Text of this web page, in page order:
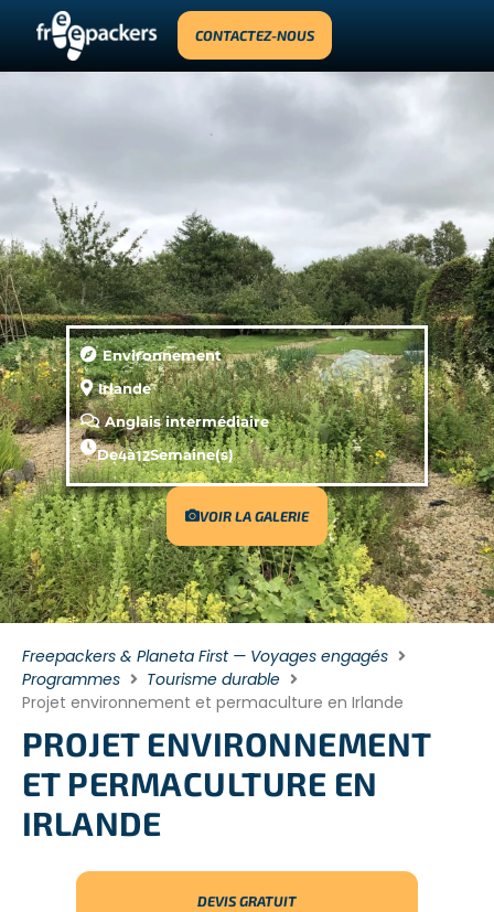
CONTACTEZ-NOUS
Environnement
Irlande
Anglais intermédiaire
De4à12Semaine(s)
VOIR LA GALERIE
Freepackers & Planeta First — Voyages engagés
Programmes
Tourisme durable
Projet environnement et permaculture en Irlande
PROJET ENVIRONNEMENT
ET PERMACULTURE EN
IRLANDE
DEVIS GRATUIT